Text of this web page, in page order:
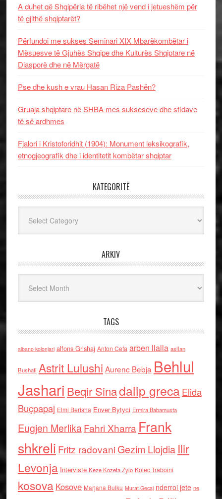
A duhet që Shqipëria të ribëhet një vend i jetueshëm për
të gjithë shqiptarët?
Përfundoi me sukses Seminari XIX Mbarëkombëtar i
Mësuesve të Gjuhës Shqipe dhe Kulturës Shqiptare në
Diasporë dhe në Mërgatë
Pse dhe kush e vrau Hasan Riza Pashën?
Gruaja shqiptare në SHBA mes sukseseve dhe sfidave
të së ardhmes
Fjalori i Kristoforidhit (1904): Monument leksikografik,
etnogjeografik dhe i identitetit kombëtar shqiptar
KATEGORITË
ARKIV
TAGS
albano kolonjari alfons Grishaj Anton Cefa arben llalla asllan
Bushati Astrit Lulushi Aurenc Bebja Behlul
Jashari Beqir Sinadalip grecaElida
Buçpapaj Elmi Berisha Enver Bytyci Ermira Babamusta
Eugjen MerlikaFahri Xharra Frank
shkreli Fritz radovaniGezim Llojdia Ilir
Levonja Interviste Keze Kozeta Zylo Kolec Traboini
kosova Kosove Marjana Bulku Murat Gecaj nderroi jete ne